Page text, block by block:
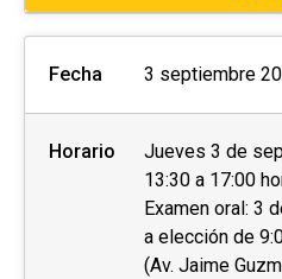
Fecha 3 septiembre
Horario
Jueves 3 de
13:30 a 17:00
Examen oral: 3
a elección de
(Av. Jaime